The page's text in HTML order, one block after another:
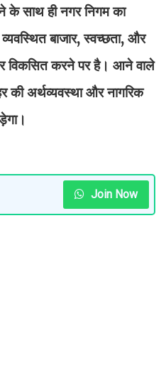
के साथ ही नगर निगम का
बाजार, स्वच्छता, और
विकसित करने पर है। आने वाले
की अर्थव्यवस्था और नागरिक
Join Now